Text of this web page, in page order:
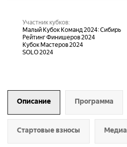
Участник кубков:
Малый Кубок Команд 2024: Сибирь
Рейтинг Финишеров 2024
Кубок Мастеров 2024
SOLO 2024
Описание Программа
Стартовые взносы Медиа